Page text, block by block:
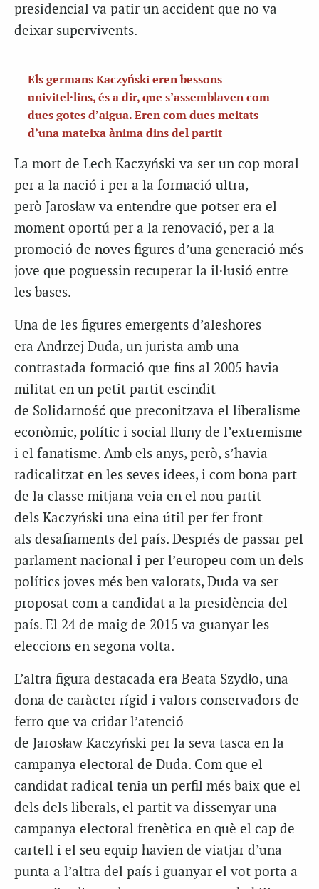
presidencial va patir un accident que no va
deixar supervivents.
Els germans Kaczyński eren bessons
univitel·lins, és a dir, que s’assemblaven com
dues gotes d’aigua. Eren com dues meitats
d’una mateixa ànima dins del partit
La mort de Lech Kaczyński va ser un cop moral
per a la nació i per a la formació ultra,
però Jarosław va entendre que potser era el
moment oportú per a la renovació, per a la
promoció de noves figures d’una generació més
jove que poguessin recuperar la il·lusió entre
les bases.
Una de les figures emergents d’aleshores
era Andrzej Duda, un jurista amb una
contrastada formació que fins al 2005 havia
militat en un petit partit escindit
de Solidarność que preconitzava el liberalisme
econòmic, polític i social lluny de l’extremisme
i el fanatisme. Amb els anys, però, s’havia
radicalitzat en les seves idees, i com bona part
de la classe mitjana veia en el nou partit
dels Kaczyński una eina útil per fer front
als desafiaments del país. Després de passar pel
parlament nacional i per l’europeu com un dels
polítics joves més ben valorats, Duda va ser
proposat com a candidat a la presidència del
país. El 24 de maig de 2015 va guanyar les
eleccions en segona volta.
L’altra figura destacada era Beata Szydło, una
dona de caràcter rígid i valors conservadors de
ferro que va cridar l’atenció
de Jarosław Kaczyński per la seva tasca en la
campanya electoral de Duda. Com que el
candidat radical tenia un perfil més baix que el
dels dels liberals, el partit va dissenyar una
campanya electoral frenètica en què el cap de
cartell i el seu equip havien de viatjar d’una
punta a l’altra del país i guanyar el vot porta a